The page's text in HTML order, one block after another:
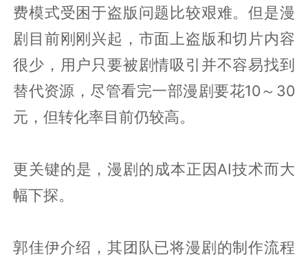
费模式受困于盗版问题比较艰难。但是漫
剧目前刚刚兴起，市面上盗版和切片内容
很少，用户只要被剧情吸引并不容易找到
替代资源，尽管看完一部漫剧要花10～30
元，但转化率目前仍较高。
更关键的是，漫剧的成本正因AI技术而大
幅下探。
郭佳伊介绍，其团队已将漫剧的制作流程